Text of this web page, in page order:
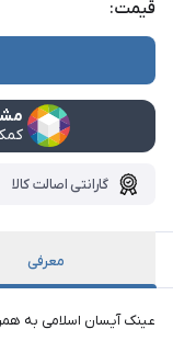
قیمت:
گارانتی اصالت کالا
معرفی
عینک آیسان اسلامی به